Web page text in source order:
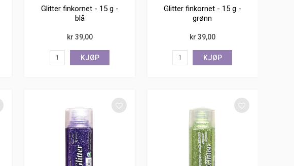
Glitter finkornet - 15 g -
blå
kr 39,00
KJØP
Glitter finkornet - 15 g -
grønn
kr 39,00
KJØP